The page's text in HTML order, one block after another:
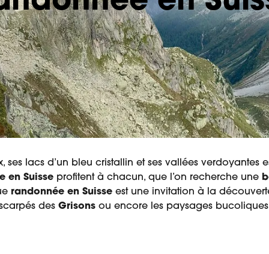
ses lacs d’un bleu cristallin et ses vallées verdoyantes
en Suisse profitent à chacun, que l’on recherche une
randonnée en Suisse est une invitation à la
des Grisons ou encore les paysages